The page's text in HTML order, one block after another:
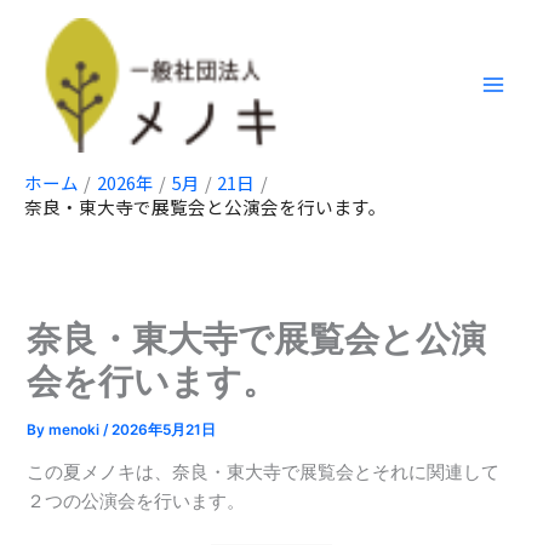
ホーム 2026年 5月
21日
奈良・東大寺で展覧会と公演会を行います。
奈良・東大寺で展覧会と公演
会を行います。
Bymenoki /2026年5月21日
この夏メノキは、奈良・東大寺で展覧会とそれに関連して
２つの公演会を行います。